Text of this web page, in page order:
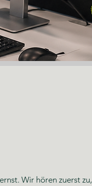
Wir hören zuerst zu,